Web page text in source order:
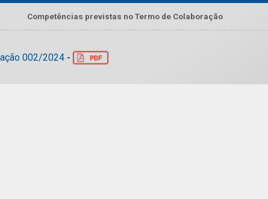
Competências previstas no Termo de Colaboração
002/2024 -